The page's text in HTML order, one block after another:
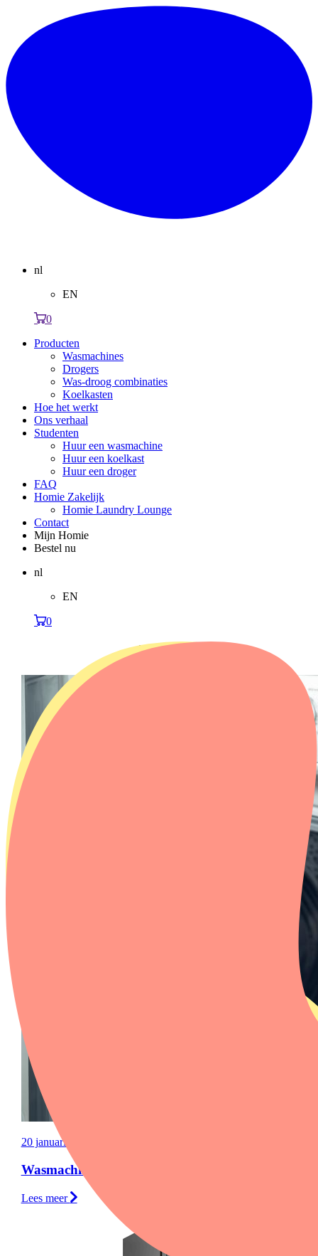
nl
EN
0
Producten
Wasmachines
Drogers
Was-droog combinaties
Koelkasten
Hoe het werkt
Ons verhaal
Studenten
Huur een wasmachine
Huur een koelkast
Huur een droger
FAQ
Homie Zakelijk
Homie Laundry Lounge
Contact
Mijn Homie
Bestel nu
nl
EN
0
Blogs
20 januari 2026
Wasmachine kapot, wat nu?
Lees meer